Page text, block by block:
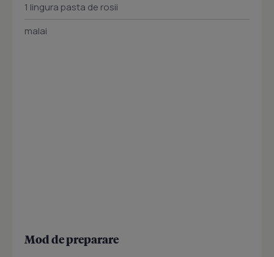
1 lingura pasta de rosii
malai
Mod de preparare